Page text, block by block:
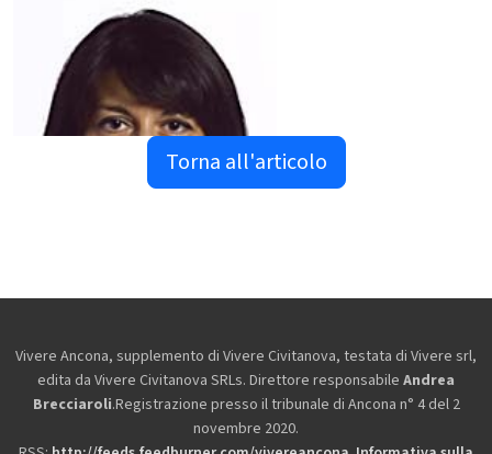
Torna all'articolo
Vivere Ancona, supplemento di Vivere Civitanova, testata di Vivere srl,
edita da Vivere Civitanova SRLs. Direttore responsabile Andrea
Brecciaroli.Registrazione presso il tribunale di Ancona n° 4 del 2
novembre 2020.